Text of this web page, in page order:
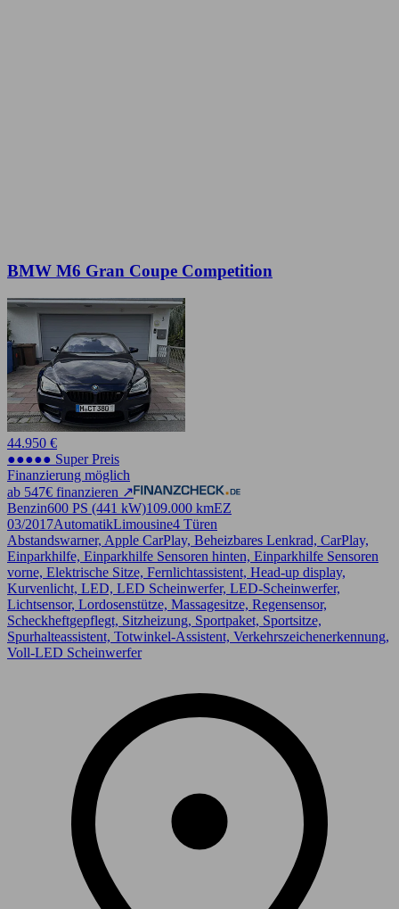
BMW M6 Gran Coupe Competition
44.950 €
●●●●● Super Preis
Finanzierung möglich
ab 547€ finanzieren ↗
Benzin600 PS (441 kW)109.000 kmEZ
03/2017AutomatikLimousine4 Türen
Abstandswarner, Apple CarPlay, Beheizbares Lenkrad, CarPlay,
Einparkhilfe, Einparkhilfe Sensoren hinten, Einparkhilfe Sensoren
vorne, Elektrische Sitze, Fernlichtassistent, Head-up display,
Kurvenlicht, LED, LED Scheinwerfer, LED-Scheinwerfer,
Lichtsensor, Lordosenstütze, Massagesitze, Regensensor,
Scheckheftgepflegt, Sitzheizung, Sportpaket, Sportsitze,
Spurhalteassistent, Totwinkel-Assistent, Verkehrszeichenerkennung,
Voll-LED Scheinwerfer